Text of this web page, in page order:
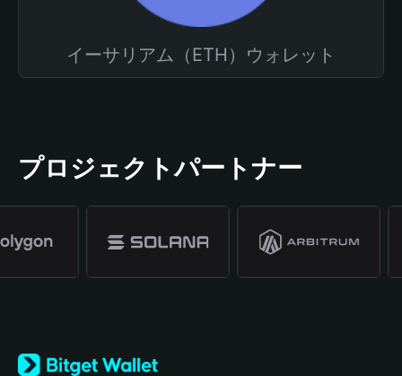
イーサリアム（ETH）ウォレット
プロジェクトパートナー